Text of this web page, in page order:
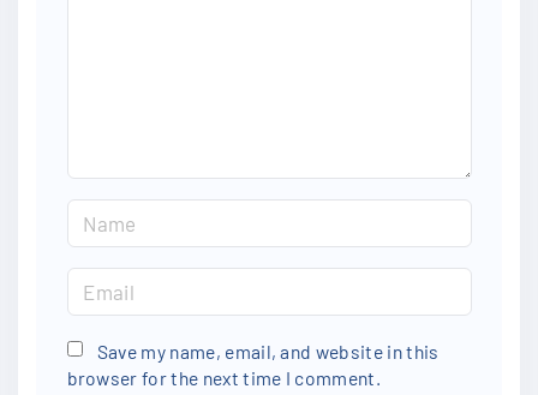
a
e
*
m
a
i
Save my name, email, and website in this
browser for the next time I comment.